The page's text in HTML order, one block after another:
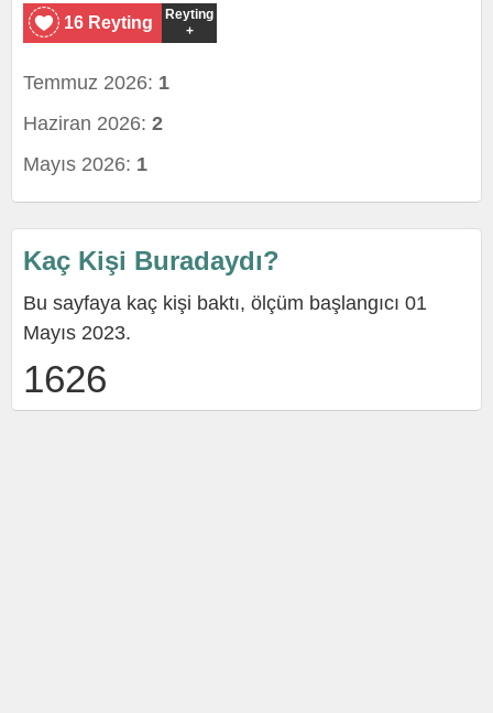
16 Reyting
Reyting
+
Temmuz 2026: 1
Haziran 2026: 2
Mayıs 2026: 1
Kaç Kişi Buradaydı?
Bu sayfaya kaç kişi baktı, ölçüm başlangıcı 01
Mayıs 2023.
1626